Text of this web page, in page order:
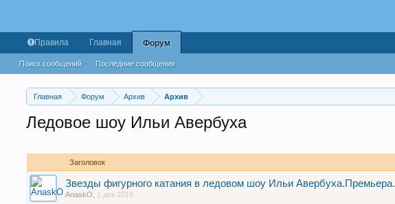
Главная Форум Архив Архив
Ледовое шоу Ильи Авербуха
Заголовок
Звезды фигурного катания в ледовом шоу Ильи Авербуха.Премьера.
AnaskO 1 дек 2019
Правила Главная Форум
Поиск сообщений Последние сообщения